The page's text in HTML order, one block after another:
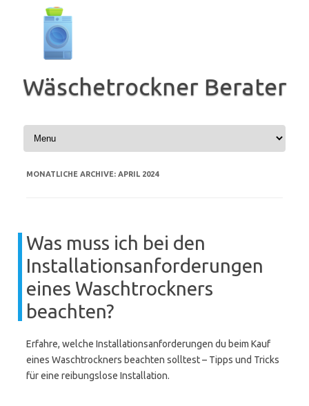
springen
Wäschetrockner Berater
MONATLICHE ARCHIVE: APRIL 2024
Was muss ich bei den
Installationsanforderungen
eines Waschtrockners
beachten?
Erfahre, welche Installationsanforderungen du beim Kauf
eines Waschtrockners beachten solltest – Tipps und Tricks
für eine reibungslose Installation.